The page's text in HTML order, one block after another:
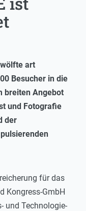
art
Besucher in die
breiten Angebot
und Fotografie
der
für das
Kongress-GmbH
und Technologie-